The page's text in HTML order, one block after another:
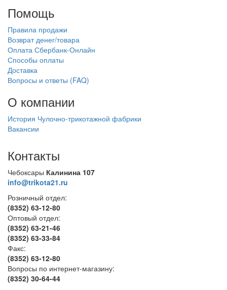
Помощь
Правила продажи
Возврат денег/товара
Оплата Сбербанк-Онлайн
Способы оплаты
Доставка
Вопросы и ответы (FAQ)
О компании
История Чулочно-трикотажной фабрики
Вакансии
Контакты
Чебоксары Калинина 107
info@trikota21.ru
Розничный отдел:
(8352) 63-12-80
Оптовый отдел:
(8352) 63-21-46
(8352) 63-33-84
Факс:
(8352) 63-12-80
Вопросы по интернет-магазину:
(8352) 30-64-44